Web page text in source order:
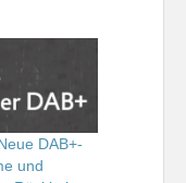
DAB+-
und